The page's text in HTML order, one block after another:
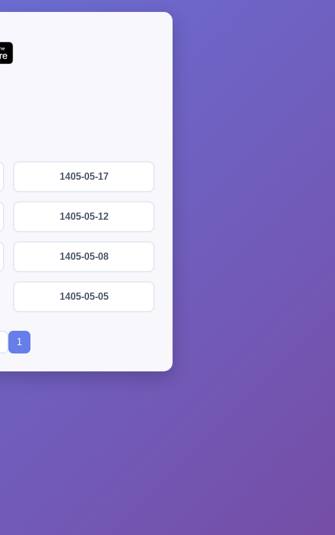
1405-05-17
1405-05-12
1405-05-08
1405-05-05
1